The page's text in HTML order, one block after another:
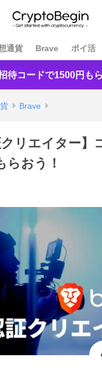
通貨 Brave ポイ活
待コードで1500円もら
Brave
クリエイター】
らおう！